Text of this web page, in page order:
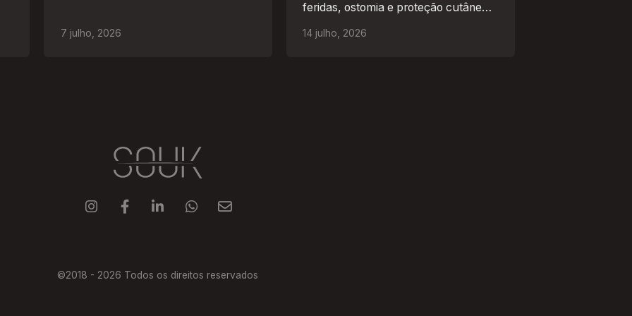
7 julho, 2026
feridas, ostomia e proteção cutânea
14 julho, 2026
    
©2018 - 2026 Todos os direitos reservados